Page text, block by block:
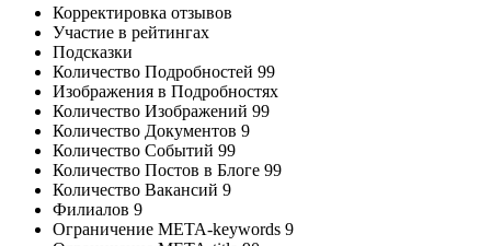
Корректировка отзывов
Участие в рейтингах
Подсказки
Количество Подробностей 99
Изображения в Подробностях
Количество Изображений 99
Количество Документов 9
Количество Событий 99
Количество Постов в Блоге 99
Количество Вакансий 9
Филиалов 9
Ограничение META-keywords 9